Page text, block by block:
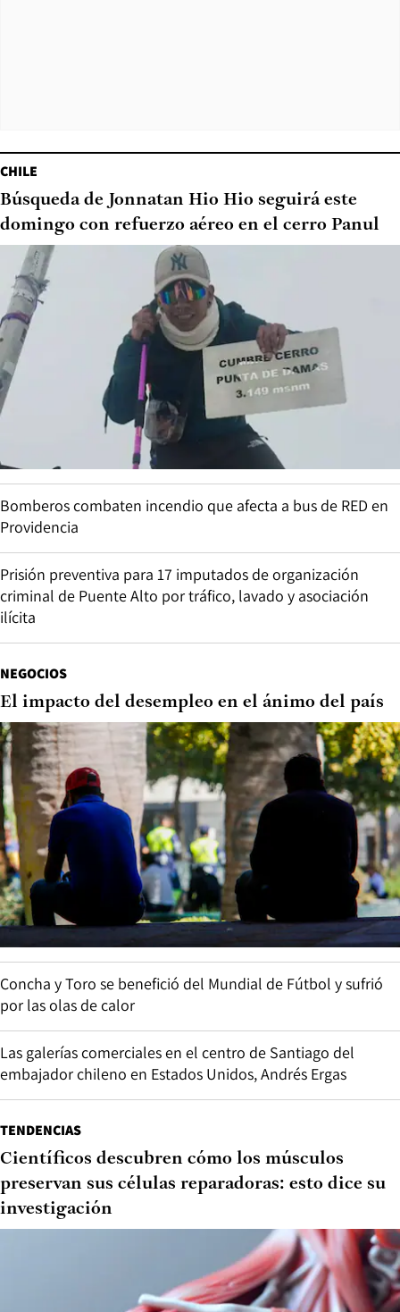
CHILE
Búsqueda de Jonnatan Hio Hio seguirá este
domingo con refuerzo aéreo en el cerro Panul
Bomberos combaten incendio que afecta a bus de RED en
Providencia
Prisión preventiva para 17 imputados de organización
criminal de Puente Alto por tráfico, lavado y asociación
ilícita
NEGOCIOS
El impacto del desempleo en el ánimo del país
Concha y Toro se benefició del Mundial de Fútbol y sufrió
por las olas de calor
Las galerías comerciales en el centro de Santiago del
embajador chileno en Estados Unidos, Andrés Ergas
TENDENCIAS
Científicos descubren cómo los músculos
preservan sus células reparadoras: esto dice su
investigación